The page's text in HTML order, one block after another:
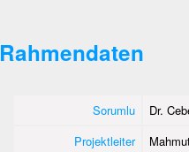
Rahmendaten
Sorumlu
Dr.
Projektleiter